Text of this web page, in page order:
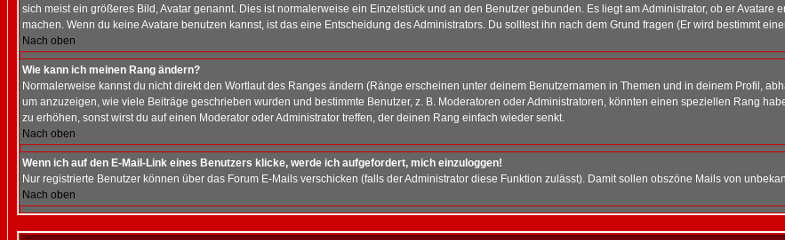
sich meist ein größeres Bild, Avatar genannt. Dies ist normalerweise ein Einzelstück und an den Benutzer gebunden. Es liegt am Administrator, ob er
machen. Wenn du keine Avatare benutzen kannst, ist das eine Entscheidung des Administrators. Du solltest ihn nach dem Grund fragen (Er wird bestimmt
Nach oben
Wie kann ich meinen Rang ändern?
Normalerweise kannst du nicht direkt den Wortlaut des Ranges ändern (Ränge erscheinen unter deinem Benutzernamen in Themen und in deinem Profil,
um anzuzeigen, wie viele Beiträge geschrieben wurden und bestimmte Benutzer, z. B. Moderatoren oder Administratoren, könnten einen speziellen Rang
zu erhöhen, sonst wirst du auf einen Moderator oder Administrator treffen, der deinen Rang einfach wieder senkt.
Nach oben
Wenn ich auf den E-Mail-Link eines Benutzers klicke, werde ich aufgefordert, mich einzuloggen!
Nur registrierte Benutzer können über das Forum E-Mails verschicken (falls der Administrator diese Funktion zulässt). Damit sollen obszöne Mails von
Nach oben